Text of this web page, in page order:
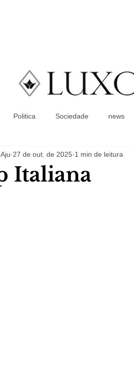
Politica Sociedade news
Italiana
27 de out. de 2025 1 min de leitura